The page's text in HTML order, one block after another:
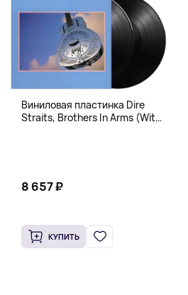
Виниловая пластинка Dire
Straits, Brothers In Arms (With
8 657 ₽
КУПИТЬ